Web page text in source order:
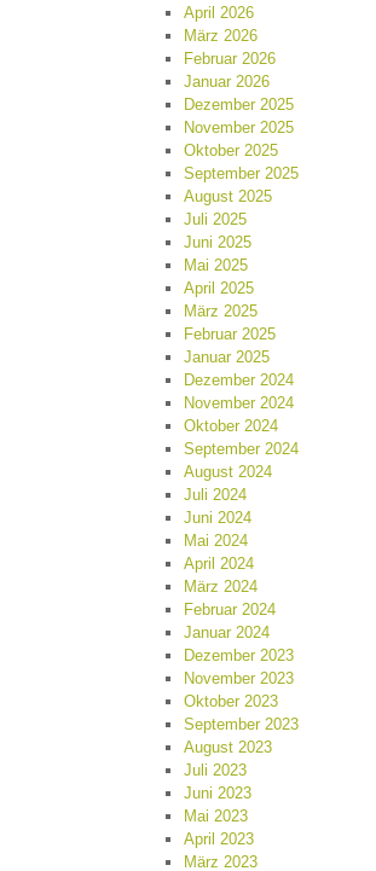
April 2026
März 2026
Februar 2026
Januar 2026
Dezember 2025
November 2025
Oktober 2025
September 2025
August 2025
Juli 2025
Juni 2025
Mai 2025
April 2025
März 2025
Februar 2025
Januar 2025
Dezember 2024
November 2024
Oktober 2024
September 2024
August 2024
Juli 2024
Juni 2024
Mai 2024
April 2024
März 2024
Februar 2024
Januar 2024
Dezember 2023
November 2023
Oktober 2023
September 2023
August 2023
Juli 2023
Juni 2023
Mai 2023
April 2023
März 2023